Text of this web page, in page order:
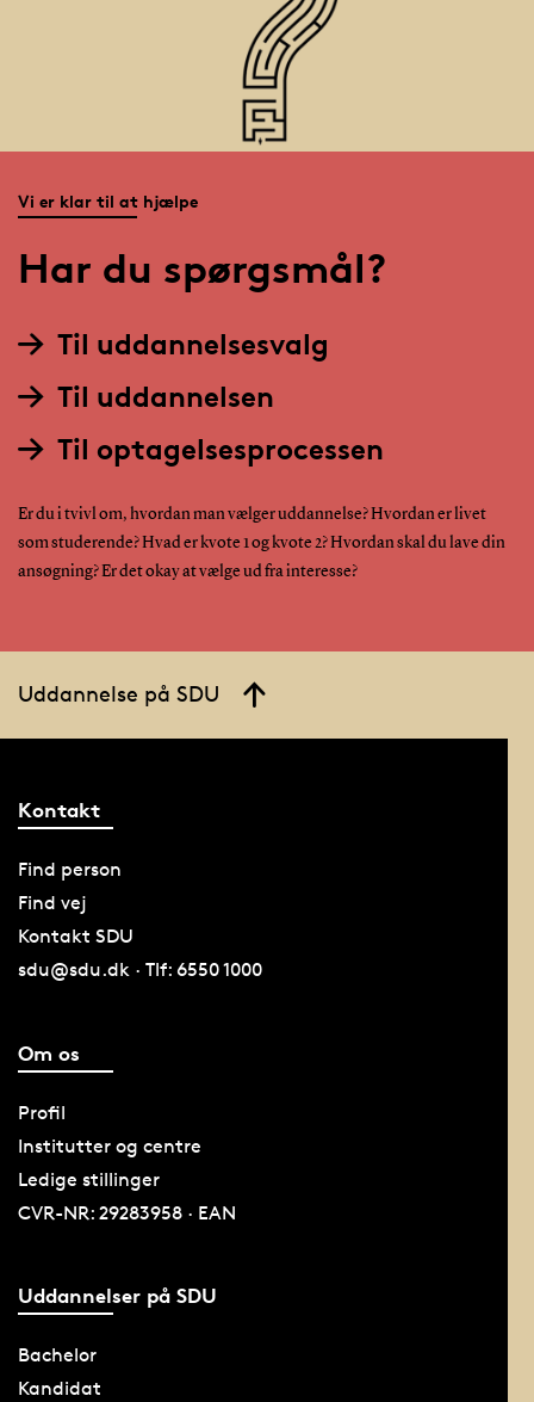
Vi er klar til at hjælpe
Har du spørgsmål?
Til uddannelsesvalg
Til uddannelsen
Til optagelsesprocessen
Er du i tvivl om, hvordan man vælger uddannelse? Hvordan er livet
som studerende? Hvad er kvote 1 og kvote 2? Hvordan skal du lave din
ansøgning? Er det okay at vælge ud fra interesse?
Uddannelse på SDU
Kontakt
Find person
Find vej
Kontakt SDU
sdu@sdu.dk · Tlf: 6550 1000
Om os
Profil
Institutter og centre
Ledige stillinger
CVR-NR: 29283958 · EAN
Uddannelser på SDU
Bachelor
Kandidat